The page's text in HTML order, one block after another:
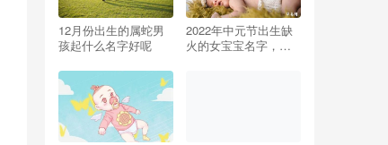
12月份出生的属蛇男
孩起什么名字好呢
2022年中元节出生缺
火的女宝宝名字，属